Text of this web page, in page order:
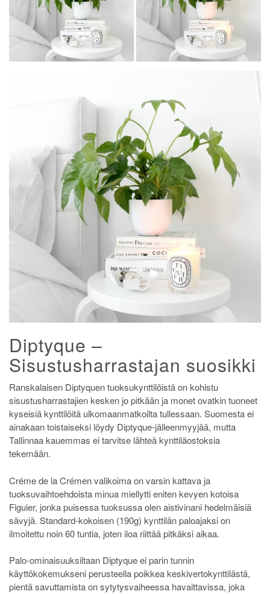
Diptyque –
Sisustusharrastajan suosikki
Ranskalaisen Diptyquen tuoksukynttilöistä on kohistu
sisustusharrastajien kesken jo pitkään ja monet ovatkin tuoneet
kyseisiä kynttilöitä ulkomaanmatkoilta tullessaan. Suomesta ei
ainakaan toistaiseksi löydy Diptyque-jälleenmyyjää, mutta
Tallinnaa kauemmas ei tarvitse lähteä kynttiläostoksia
tekemään.
Créme de la Crémen valikoima on varsin kattava ja
tuoksuvaihtoehdoista minua miellytti eniten kevyen kotoisa
Figuier, jonka puisessa tuoksussa olen aistivinani hedelmäisiä
sävyjä. Standard-kokoisen (190g) kynttilän paloajaksi on
ilmoitettu noin 60 tuntia, joten iloa riittää pitkäksi aikaa.
Palo-ominaisuuksiltaan Diptyque ei parin tunnin
käyttökokemukseni perusteella poikkea keskivertokynttilästä,
pientä savuttamista on sytytysvaiheessa havaittavissa, joka